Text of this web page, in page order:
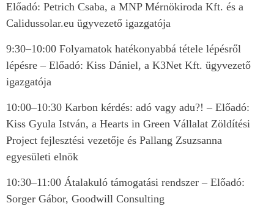
Előadó: Petrich Csaba, a MNP Mérnökiroda Kft. és a
Calidussolar.eu ügyvezető igazgatója
9:30–10:00 Folyamatok hatékonyabbá tétele lépésről
lépésre – Előadó: Kiss Dániel, a K3Net Kft. ügyvezető
igazgatója
10:00–10:30 Karbon kérdés: adó vagy adu?! – Előadó:
Kiss Gyula István, a Hearts in Green Vállalat Zöldítési
Project fejlesztési vezetője és Pallang Zsuzsanna
egyesületi elnök
10:30–11:00 Átalakuló támogatási rendszer – Előadó:
Sorger Gábor, Goodwill Consulting